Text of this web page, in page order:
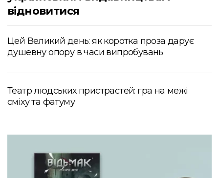
відновитися
Цей Великий день: як коротка проза дарує
душевну опору в часи випробувань
Театр людських пристрастей: гра на межі
сміху та фатуму